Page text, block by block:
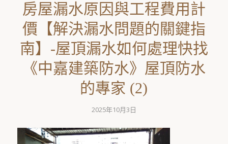
房屋漏水原因與工程費用計
價【解決漏水問題的關鍵指
南】-屋頂漏水如何處理快找
《中嘉建築防水》屋頂防水
的專家 (2)
2025年10月3日